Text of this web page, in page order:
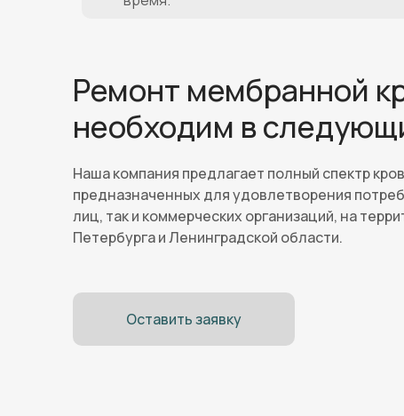
Ремонт мембранной
необходим в
Наша компания предлагает полный спектр
предназначенных для удовлетворения
лиц, так и коммерческих организаций, на
Петербурга и Ленинградской области.
Оставить заявку